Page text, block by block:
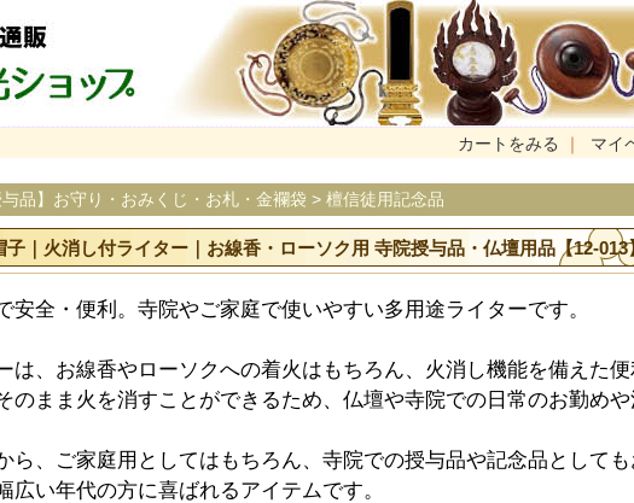
カートをみる ｜ マイ
与品】お守り・おみくじ・お札・金襴袋 > 檀信徒用記念品
子｜火消し付ライター｜お線香・ローソク用 寺院授与品・仏壇用品【12-013
安全・便利。寺院やご家庭で使いやすい多用途ライターです。
は、お線香やローソクへの着火はもちろん、火消し機能を備えた便
のまま火を消すことができるため、仏壇や寺院での日常のお勤め
ら、ご家庭用としてはもちろん、寺院での授与品や記念品としても
広い年代の方に喜ばれるアイテムです。